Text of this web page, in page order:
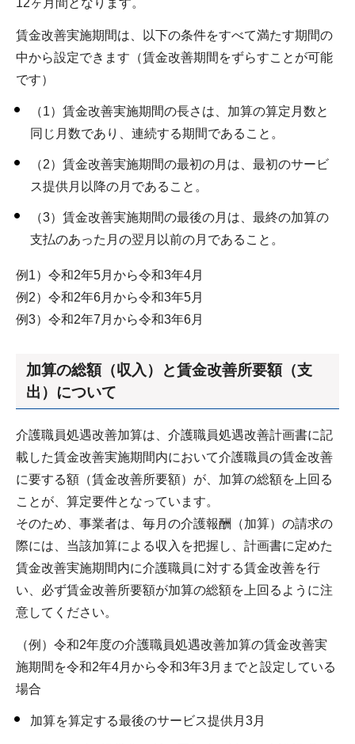
賃金改善実施期間は、以下の条件をすべて満たす期間の
中から設定できます（賃金改善期間をずらすことが可能
です）
（1）賃金改善実施期間の長さは、加算の算定月数と
同じ月数であり、連続する期間であること。
（2）賃金改善実施期間の最初の月は、最初のサービ
ス提供月以降の月であること。
（3）賃金改善実施期間の最後の月は、最終の加算の
支払のあった月の翌月以前の月であること。
例1）令和2年5月から令和3年4月
例2）令和2年6月から令和3年5月
例3）令和2年7月から令和3年6月
加算の総額（収入）と賃金改善所要額（支
出）について
介護職員処遇改善加算は、介護職員処遇改善計画書に記
載した賃金改善実施期間内において介護職員の賃金改善
に要する額（賃金改善所要額）が、加算の総額を上回る
ことが、算定要件となっています。
そのため、事業者は、毎月の介護報酬（加算）の請求の
際には、当該加算による収入を把握し、計画書に定めた
賃金改善実施期間内に介護職員に対する賃金改善を行
い、必ず賃金改善所要額が加算の総額を上回るように注
意してください。
（例）令和2年度の介護職員処遇改善加算の賃金改善実
施期間を令和2年4月から令和3年3月までと設定している
場合
加算を算定する最後のサービス提供月3月